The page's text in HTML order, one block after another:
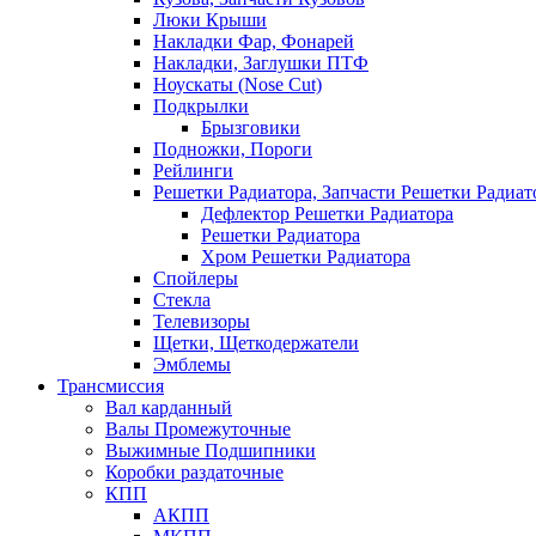
Люки Крыши
Накладки Фар, Фонарей
Накладки, Заглушки ПТФ
Ноускаты (Nose Cut)
Подкрылки
Брызговики
Подножки, Пороги
Рейлинги
Решетки Радиатора, Запчасти Решетки
Дефлектор Решетки Радиатора
Решетки Радиатора
Хром Решетки Радиатора
Спойлеры
Стекла
Телевизоры
Щетки, Щеткодержатели
Эмблемы
Трансмиссия
Вал карданный
Валы Промежуточные
Выжимные Подшипники
Коробки раздаточные
КПП
АКПП